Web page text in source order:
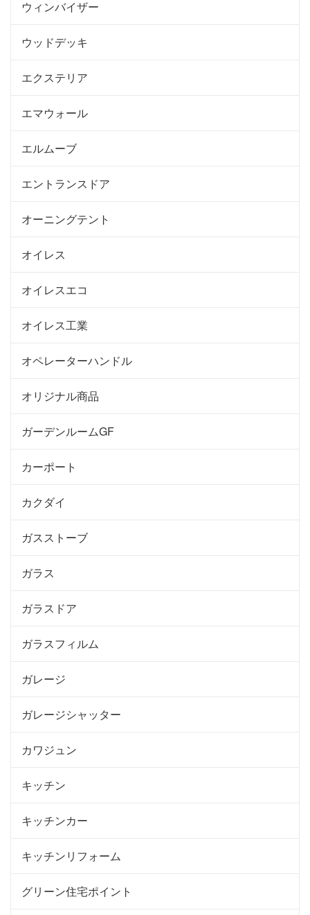
ウィンバイザー
ウッドデッキ
エクステリア
エマウォール
エルムーブ
エントランスドア
オーニングテント
オイレス
オイレスエコ
オイレス工業
オペレーターハンドル
オリジナル商品
ガーデンルームGF
カーポート
カクダイ
ガスストーブ
ガラス
ガラスドア
ガラスフィルム
ガレージ
ガレージシャッター
カワジュン
キッチン
キッチンカー
キッチンリフォーム
グリーン住宅ポイント